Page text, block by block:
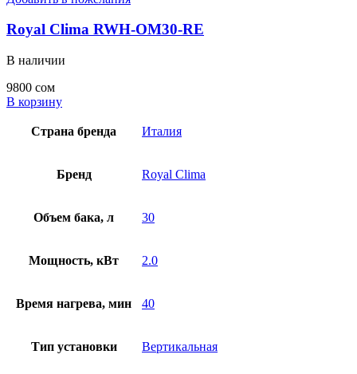
Royal Clima RWH-OM30-RE
В наличии
9800 сом
В корзину
Страна бренда Италия
Бренд Royal Clima
Объем бака, л 30
Мощность, кВт 2.0
Время нагрева, мин 40
Тип установки Вертикальная